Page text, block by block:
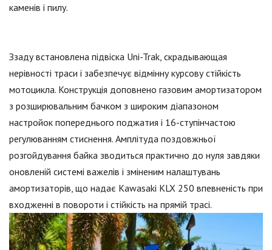
каменів і пилу.
Ззаду встановлена підвіска Uni-Trak, скрадывающая
нерівності траси і забезпечує відмінну курсову стійкість
мотоцикла. Конструкція доповнено газовим амортизатором
з розширювальним бачком з широким діапазоном
настройок попереднього поджатия і 16-ступінчастою
регулюванням стиснення. Амплітуда поздовжньої
розгойдування байка зводиться практично до нуля завдяки
оновленій системі важелів і зміненим налаштувань
амортизаторів, що надає Kawasaki KLX 250 впевненість при
входженні в повороти і стійкість на прямій трасі.